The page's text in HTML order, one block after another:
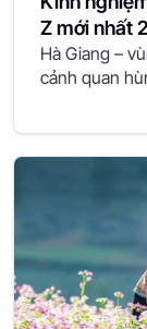
Z mới nhất
Hà Giang –
cảnh quan